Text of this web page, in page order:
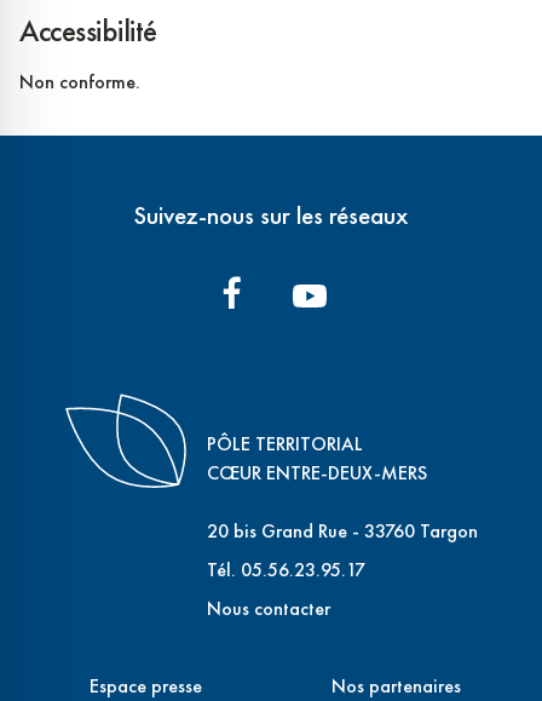
Accessibilité
Non conforme.
Suivez-nous sur les réseaux
PÔLE TERRITORIAL
CŒUR ENTRE-DEUX-MERS
20 bis Grand Rue - 33760 Targon
Tél. 05.56.23.95.17
Nous contacter
Espace presse Nos partenaires